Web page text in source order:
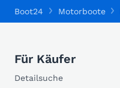
Boot24 Motorboote
Für Käufer
Detailsuche